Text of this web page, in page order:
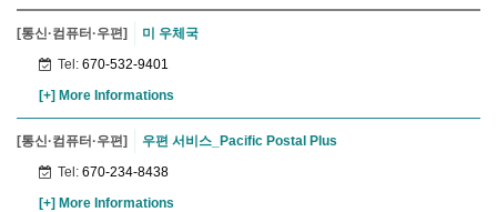
[통신·컴퓨터·우편]
미 우체국
Tel: 670-532-9401
[+] More Informations
[통신·컴퓨터·우편]
우편 서비스_Pacific Postal Plus
Tel: 670-234-8438
[+] More Informations